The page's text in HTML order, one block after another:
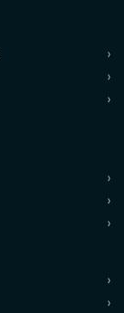
›
›
›
›
›
›
›
›